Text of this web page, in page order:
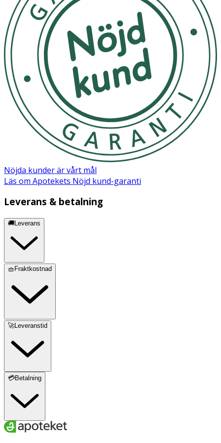
Limonene*.
Nöjda kunder är vårt mål
Läs om Apotekets Nöjd kund-garanti
Leverans & betalning
🚚Leverans
🧺Fraktkostnad
🚀Leveranstid
💳Betalning